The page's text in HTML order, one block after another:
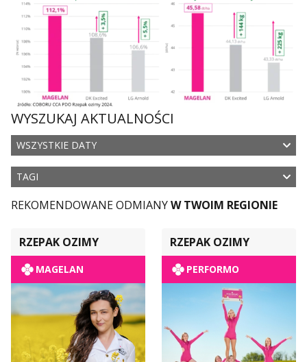
WYSZUKAJ AKTUALNOŚCI
WSZYSTKIE DATY
TAGI
REKOMENDOWANE ODMIANYW TWOIM REGIONIE
RZEPAK OZIMY
MAGELAN
RZEPAK OZIMY
PERFORMO